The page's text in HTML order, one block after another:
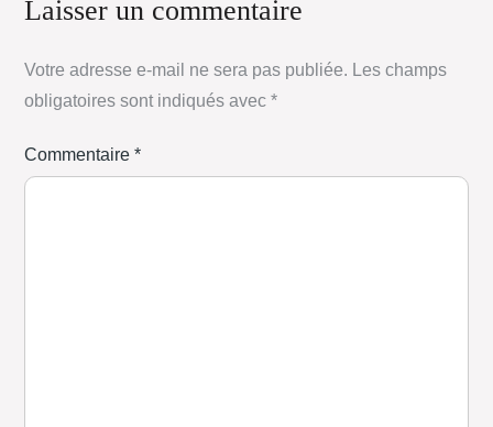
Laisser un commentaire
Votre adresse e-mail ne sera pas publiée. Les champs
obligatoires sont indiqués avec*
Commentaire*